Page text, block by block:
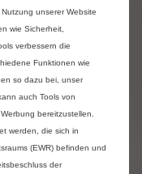
mehr mit
denn
für
alle“ –
den
unserer Website
wie Sicherheit,
verbessern die
Funktionen wie
so dazu bei, unser
auch Tools von
bereitzustellen.
werden, die sich in
(EWR) befinden und
der